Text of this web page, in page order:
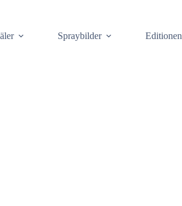
Spraybilder Editionen